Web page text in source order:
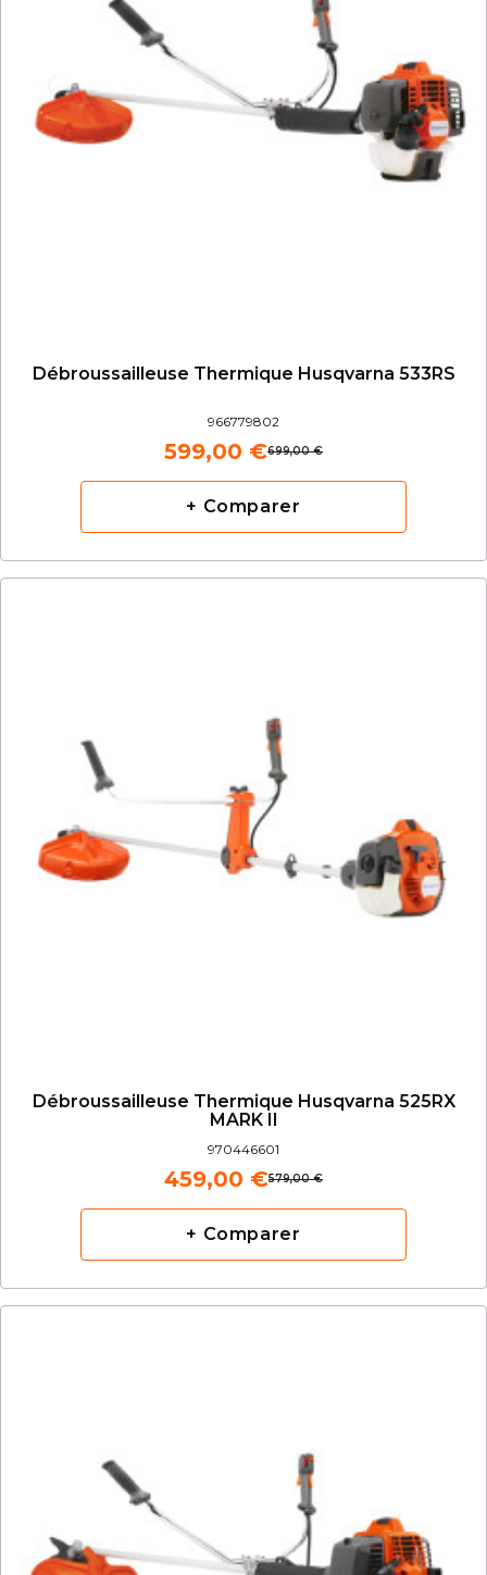
Débroussailleuse Thermique Husqvarna 533RS
966779802
699,00 €
599,00 €
+ Comparer
Débroussailleuse Thermique Husqvarna 525RX
MARK II
970446601
579,00 €
459,00 €
+ Comparer